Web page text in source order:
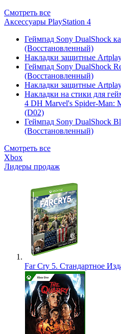
Смотреть все
Аксессуары PlayStation 4
Геймпад Sony DualShock
(Восстановленный)
Накладки защитные
Геймпад Sony DualShock
(Восстановленный)
Накладки защитные
Накладки на стики для
4 DH Marvel's Spider-Man:
(D02)
Геймпад Sony DualShock
(Восстановленный)
Смотреть все
Xbox
Лидеры продаж
Far Cry 5. Стандартное